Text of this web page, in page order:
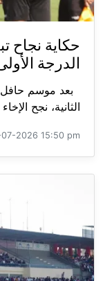
حكاية نجاح
الدرجة
بعد موسم حافل
الثانية، نجح
2026 15:50 pm